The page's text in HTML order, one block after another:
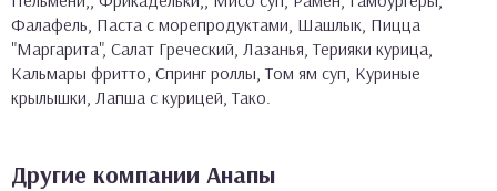
Фалафель, Паста с морепродуктами, Шашлык, Пицца
"Маргарита", Салат Греческий, Лазанья, Терияки курица,
Кальмары фритто, Спринг роллы, Том ям суп, Куриные
крылышки, Лапша с курицей, Тако.
Другие компании Анапы